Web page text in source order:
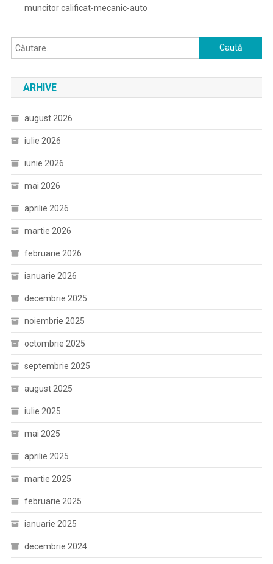
muncitor calificat-mecanic-auto
Caută
după:
ARHIVE
august 2026
iulie 2026
iunie 2026
mai 2026
aprilie 2026
martie 2026
februarie 2026
ianuarie 2026
decembrie 2025
noiembrie 2025
octombrie 2025
septembrie 2025
august 2025
iulie 2025
mai 2025
aprilie 2025
martie 2025
februarie 2025
ianuarie 2025
decembrie 2024